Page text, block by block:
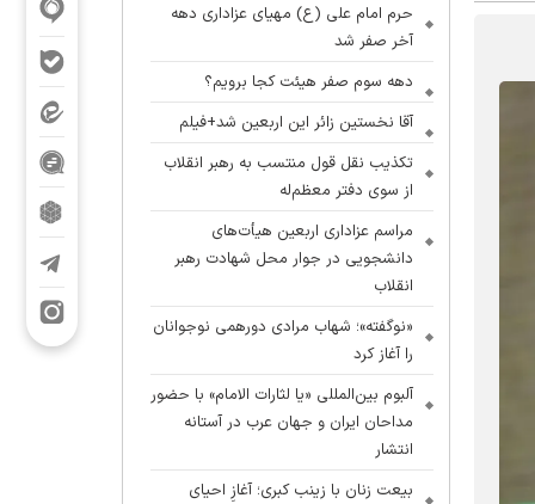
حرم امام علی (ع) مهیای عزاداری دهه
آخر صفر شد
دهه سوم صفر هیئت کجا برویم؟
آقا نخستین زائر این اربعین شد+فیلم
تکذیب نقل قول منتسب به رهبر انقلاب
از سوی دفتر معظم‌له
مراسم عزاداری اربعین هیأت‌های
دانشجویی در جوار محل شهادت رهبر
انقلاب
«نوگفته»؛ شهاب مرادی دورهمی نوجوانان
را آغاز کرد
آلبوم بین‌المللی «یا لثارات الامام» با حضور
مداحان ایران و جهان عرب در آستانه
انتشار
بیعت زنان با زینب کبری؛ آغازِ احیای